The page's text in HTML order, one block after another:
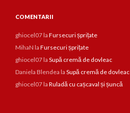
COMENTARII
ghiocel07la Fursecuri șprițate
MihaN la Fursecuri șprițate
ghiocel07la Supă cremă de dovleac
Daniela Blendea la Supă cremă de dovleac
ghiocel07la Ruladă cu cașcaval și șuncă